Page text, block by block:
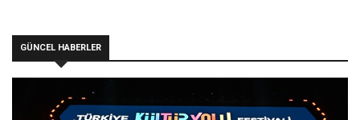
GÜNCEL HABERLER